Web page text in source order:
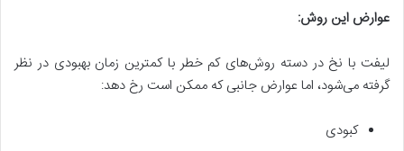
عوارض این روش:
لیفت با نخ در دسته روش‌های کم خطر با کمترین زمان بهبودی در نظر
گرفته می‌شود، اما عوارض جانبی که ممکن است رخ دهد:
کبودی